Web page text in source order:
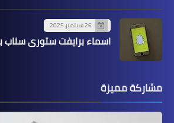
26 سبتمبر 2025
اسماء برايفت ستوري سناب
مشاركة مميزة